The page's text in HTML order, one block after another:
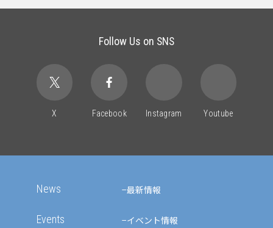
Follow Us on SNS
X Facebook Instagram Youtube
News 最新情報
Events イベント情報